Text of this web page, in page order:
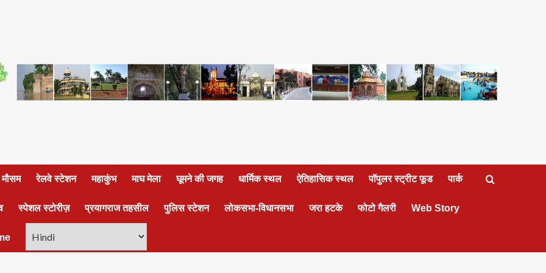
रेलवे स्टेशन महाकुंभ माघ मेला घूमने की जगह धार्मिक स्थल ऐतिहासिक स्थल पॉपुलर स्ट्रीट फूड पार्क
स्पेशल स्टोरीज़ प्रयागराज तहसील पुलिस स्टेशन लोकसभा-विधानसभा जरा हटके फोटो गैलरी Web Story